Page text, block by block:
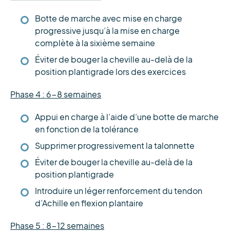
Botte de marche avec mise en charge
progressive jusqu’à la mise en charge
complète à la sixième semaine
Éviter de bouger la cheville au-delà de la
position plantigrade lors des exercices
Phase 4 : 6-8 semaines
Appui en charge à l’aide d’une botte de marche
en fonction de la tolérance
Supprimer progressivement la talonnette
Éviter de bouger la cheville au-delà de la
position plantigrade
Introduire un léger renforcement du tendon
d’Achille en flexion plantaire
Phase 5 : 8-12 semaines